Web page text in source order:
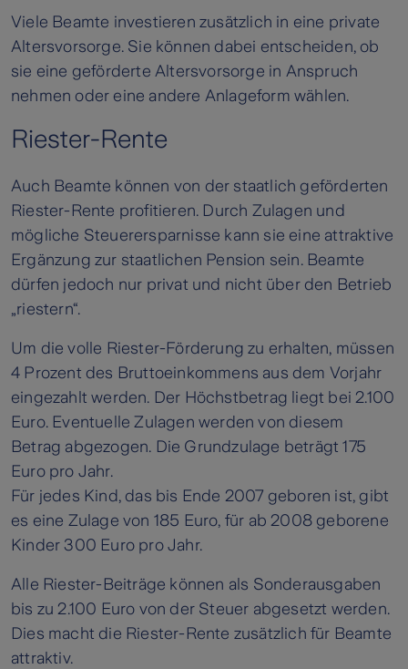
Viele Beamte investieren zusätzlich in eine private
Altersvorsorge. Sie können dabei entscheiden, ob
sie eine geförderte Altersvorsorge in Anspruch
nehmen oder eine andere Anlageform wählen.
Riester-Rente
Auch Beamte können von der staatlich geförderten
Riester-Rente profitieren. Durch Zulagen und
mögliche Steuerersparnisse kann sie eine attraktive
Ergänzung zur staatlichen Pension sein. Beamte
dürfen jedoch nur privat und nicht über den Betrieb
„riestern“.
Um die volle Riester-Förderung zu erhalten, müssen
4 Prozent des Bruttoeinkommens aus dem Vorjahr
eingezahlt werden. Der Höchstbetrag liegt bei 2.100
Euro. Eventuelle Zulagen werden von diesem
Betrag abgezogen. Die Grundzulage beträgt 175
Euro pro Jahr.
Für jedes Kind, das bis Ende 2007 geboren ist, gibt
es eine Zulage von 185 Euro, für ab 2008 geborene
Kinder 300 Euro pro Jahr.
Alle Riester-Beiträge können als Sonderausgaben
bis zu 2.100 Euro von der Steuer abgesetzt werden.
Dies macht die Riester-Rente zusätzlich für Beamte
attraktiv.